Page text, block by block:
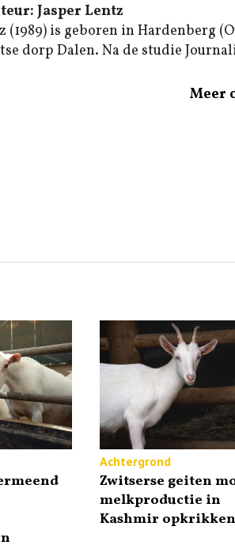
Jasper Lentz
(1989) is geboren in Hardenberg
dorp Dalen. Na de studie
Meer
Achtergrond
Zwitserse geiten
melkproductie in
Kashmir opkrikken